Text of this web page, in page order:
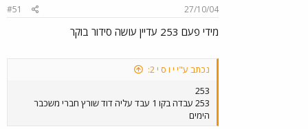
27/10/04
#51
מידי פעם 253 עדיין עושה סידור בוקר
נכתב ע"י י ו ס י 2:
253
253 עבדה בקו 1 עבד עליה דוד שורץ חברי משכבר
הימים